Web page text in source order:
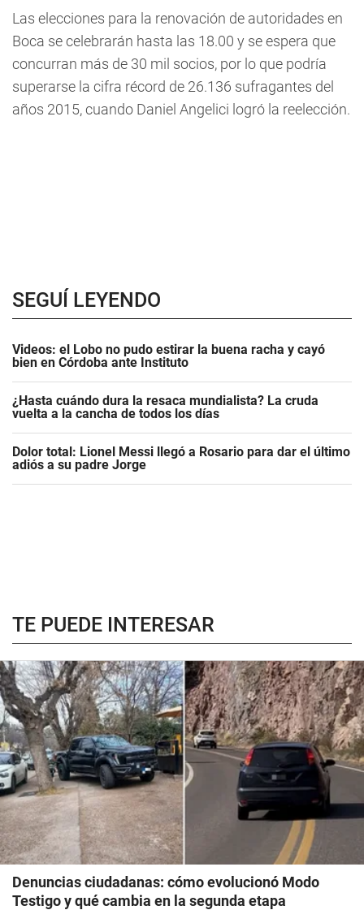
Las elecciones para la renovación de autoridades en
Boca se celebrarán hasta las 18.00 y se espera que
concurran más de 30 mil socios, por lo que podría
superarse la cifra récord de 26.136 sufragantes del
años 2015, cuando Daniel Angelici logró la reelección.
SEGUÍ LEYENDO
Videos: el Lobo no pudo estirar la buena racha y cayó
bien en Córdoba ante Instituto
¿Hasta cuándo dura la resaca mundialista? La cruda
vuelta a la cancha de todos los días
Dolor total: Lionel Messi llegó a Rosario para dar el último
adiós a su padre Jorge
TE PUEDE INTERESAR
Denuncias ciudadanas: cómo evolucionó Modo
Testigo y qué cambia en la segunda etapa